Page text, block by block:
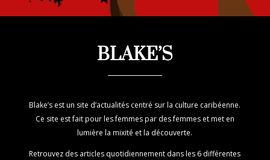
BLAKE’S
Blake’s est un site d’actualités centré sur la culture caribéenne.
Ce site est fait pour les femmes par des femmes et met en
lumière la mixité et la découverte.
Retrouvez des articles quotidiennement dans les 6 différentes